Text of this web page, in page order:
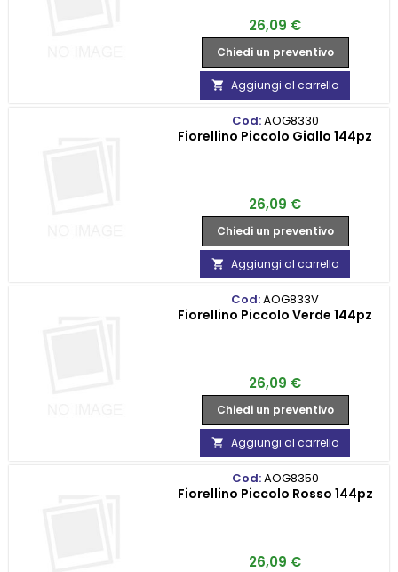
Prezzo
26,09 €
Chiedi un preventivo
 Aggiungi al carrello
Cod:AOG8330
Fiorellino Piccolo Giallo 144pz
Prezzo
26,09 €
Chiedi un preventivo
 Aggiungi al carrello
Cod:AOG833V
Fiorellino Piccolo Verde 144pz
Prezzo
26,09 €
Chiedi un preventivo
 Aggiungi al carrello
Cod:AOG8350
Fiorellino Piccolo Rosso 144pz
Prezzo
26,09 €